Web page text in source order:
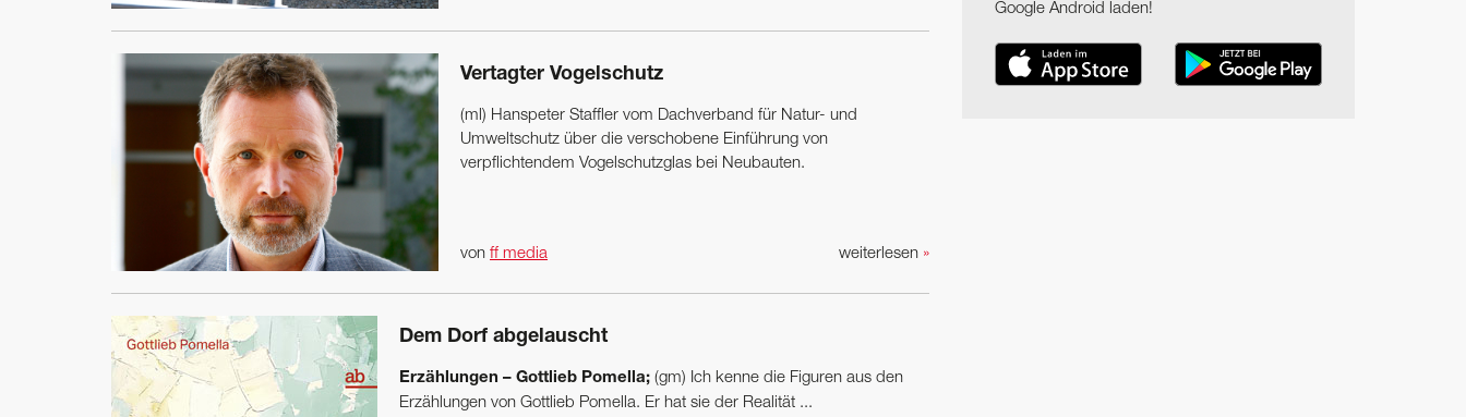
Vertagter Vogelschutz
(ml) Hanspeter Staffler vom Dachverband für Natur- und
Umweltschutz über die verschobene Einführung von
verpflichtendem Vogelschutzglas bei Neubauten.
weiterlesen »
von ff media
Dem Dorf abgelauscht
Erzählungen – Gottlieb Pomella; (gm) Ich kenne die Figuren aus den
Erzählungen von Gottlieb Pomella. Er hat sie der Realität ...
Google Android laden!